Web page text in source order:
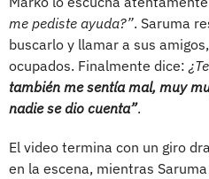
me pediste ayuda?”. Saruma
buscarlo y llamar a sus
ocupados. Finalmente dice:
también me sentía mal, muy
nadie se dio cuenta”.
El video termina con un giro
en la escena, mientras